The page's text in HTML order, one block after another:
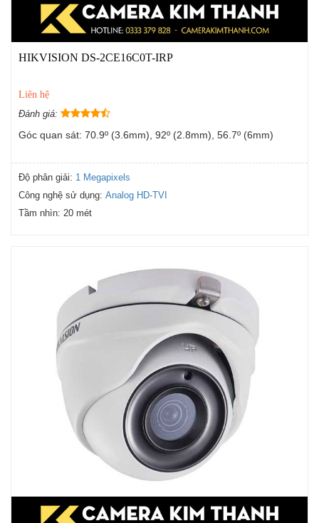
HIKVISION DS-2CE16C0T-IRP
Liên hệ
Đánh giá:
Góc quan sát: 70.9º (3.6mm), 92º (2.8mm), 56.7º (6mm)
Độ phân giải: 1 Megapixels
Công nghệ sử dụng: Analog HD-TVI
Tầm nhìn: 20 mét